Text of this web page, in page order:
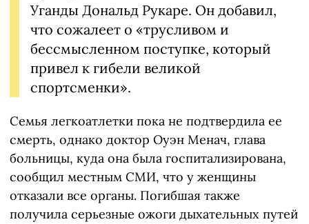
Уганды Дональд Рукаре. Он добавил,
что сожалеет о «трусливом и
бессмысленном поступке, который
привел к гибели великой
спортсменки».
Семья легкоатлетки пока не подтвердила ее
смерть, однако доктор Оуэн Менач, глава
больницы, куда она была госпитализирована,
сообщил местным СМИ, что у женщины
отказали все органы. Погибшая также
получила серьезные ожоги дыхательных путей